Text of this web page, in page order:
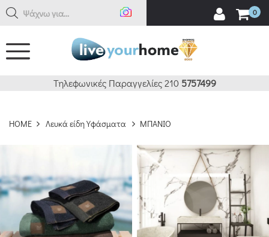
Αναζ 0
Τηλεφωνικές Παραγγελίες 210 5757499
HOME Λευκά είδη Υφάσματα ΜΠΑΝΙΟ
ΔΕΙΤΕ 574 ΠΡΟΪΟΝΤΑ